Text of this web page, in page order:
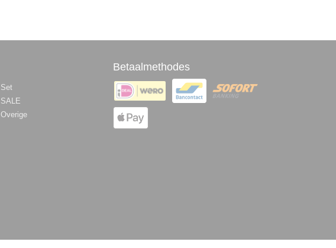
Set
SALE
Overige
Betaalmethodes